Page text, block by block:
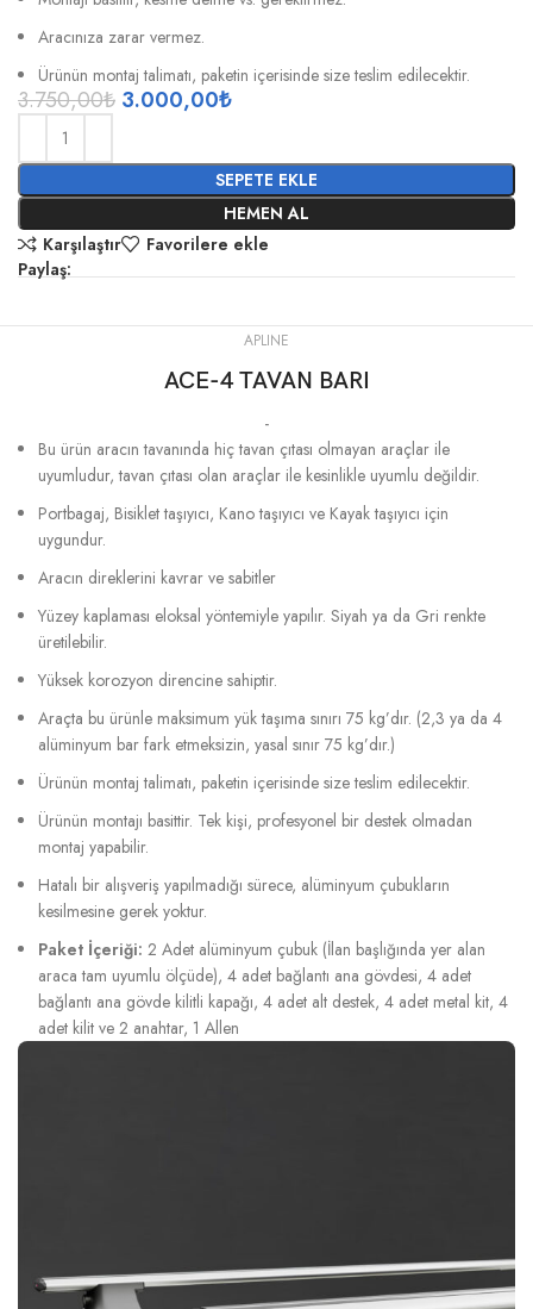
Aracınıza zarar vermez.
Ürünün montaj talimatı, paketin içerisinde size teslim edilecektir.
3.750,00₺ 3.000,00₺
SEPETE EKLE
HEMEN AL
Karşılaştır
Favorilere ekle
Paylaş:
APLINE
ACE-4 TAVAN BARI
-
Bu ürün aracın tavanında hiç tavan çıtası olmayan araçlar ile
uyumludur, tavan çıtası olan araçlar ile kesinlikle uyumlu değildir.
Portbagaj, Bisiklet taşıyıcı, Kano taşıyıcı ve Kayak taşıyıcı için
uygundur.
Aracın direklerini kavrar ve sabitler
Yüzey kaplaması eloksal yöntemiyle yapılır. Siyah ya da Gri renkte
üretilebilir.
Yüksek korozyon direncine sahiptir.
Araçta bu ürünle maksimum yük taşıma sınırı 75 kg’dır. (2,3 ya da 4
alüminyum bar fark etmeksizin, yasal sınır 75 kg’dır.)
Ürünün montaj talimatı, paketin içerisinde size teslim edilecektir.
Ürünün montajı basittir. Tek kişi, profesyonel bir destek olmadan
montaj yapabilir.
Hatalı bir alışveriş yapılmadığı sürece, alüminyum çubukların
kesilmesine gerek yoktur.
Paket İçeriği: 2 Adet alüminyum çubuk (İlan başlığında yer alan
araca tam uyumlu ölçüde), 4 adet bağlantı ana gövdesi, 4 adet
bağlantı ana gövde kilitli kapağı, 4 adet alt destek, 4 adet metal kit, 4
adet kilit ve 2 anahtar, 1 Allen